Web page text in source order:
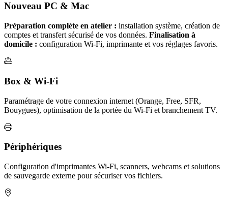
Nouveau PC & Mac
Préparation complète en atelier : installation système, création de
comptes et transfert sécurisé de vos données. Finalisation à
domicile : configuration Wi-Fi, imprimante et vos réglages favoris.
Box & Wi-Fi
Paramétrage de votre connexion internet (Orange, Free, SFR,
Bouygues), optimisation de la portée du Wi-Fi et branchement TV.
Périphériques
Configuration d'imprimantes Wi-Fi, scanners, webcams et solutions
de sauvegarde externe pour sécuriser vos fichiers.